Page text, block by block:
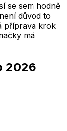
se sem hodně
důvod to
příprava krok
má
2026